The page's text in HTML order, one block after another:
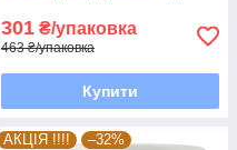
301 ₴/упаковка
463 ₴/упаковка
Купити
АКЦІЯ !!!! –32%